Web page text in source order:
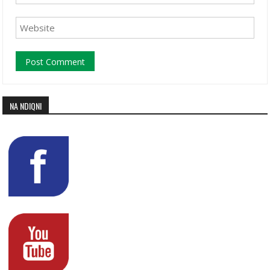
NA NDIQNI